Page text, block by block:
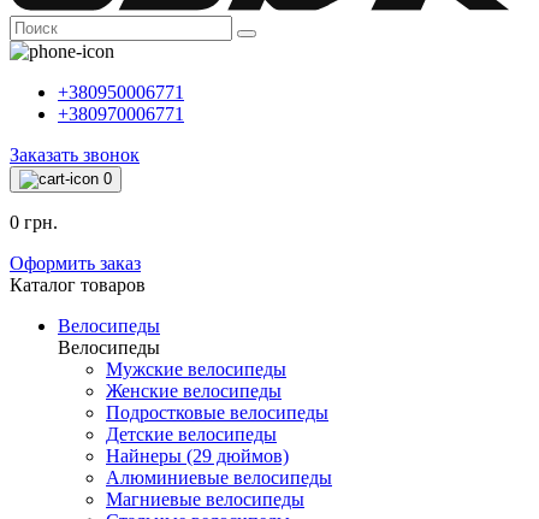
+380950006771
+380970006771
Заказать звонок
0
0 грн.
Оформить заказ
Каталог товаров
Велосипеды
Велосипеды
Мужские велосипеды
Женские велосипеды
Подростковые велосипеды
Детские велосипеды
Найнеры (29 дюймов)
Алюминиевые велосипеды
Магниевые велосипеды